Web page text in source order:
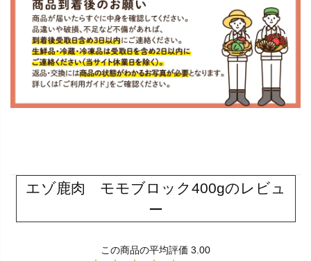
エゾ鹿肉 モモブロック400gのレビュ
ー
この商品の平均評価 3.00